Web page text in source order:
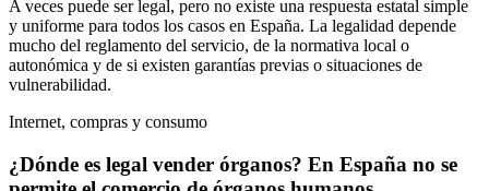
A veces puede ser legal, pero no existe una respuesta estatal simple
y uniforme para todos los casos en España. La legalidad depende
mucho del reglamento del servicio, de la normativa local o
autonómica y de si existen garantías previas o situaciones de
vulnerabilidad.
Internet, compras y consumo
¿Dónde es legal vender órganos? En España no se